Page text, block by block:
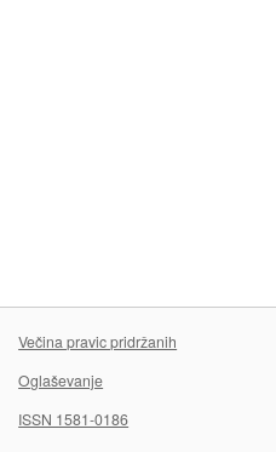
Večina pravic pridržanih
Oglaševanje
ISSN 1581-0186